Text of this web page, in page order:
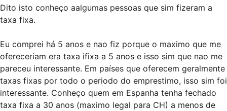
Dito isto conheço aalgumas pessoas que sim fizeram a
taxa fixa.
Eu comprei há 5 anos e nao fiz porque o maximo que me
ofereceriam era taxa ifixa a 5 anos e isso sim que nao me
pareceu interessante. Em países que oferecem geralmente
taxas fixas por todo o periodo do emprestimo, isso sim foi
interessante. Conheço quem em Espanha tenha fechado
taxa fixa a 30 anos (maximo legal para CH) a menos de